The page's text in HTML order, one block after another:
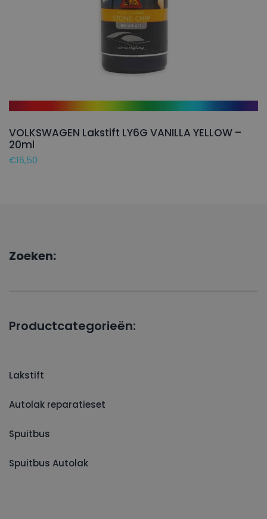
VOLKSWAGEN Lakstift LY6G VANILLA YELLOW –
20ml
€16,50
Zoeken:
Productcategorieën:
Lakstift
Autolak reparatieset
Spuitbus
Spuitbus Autolak